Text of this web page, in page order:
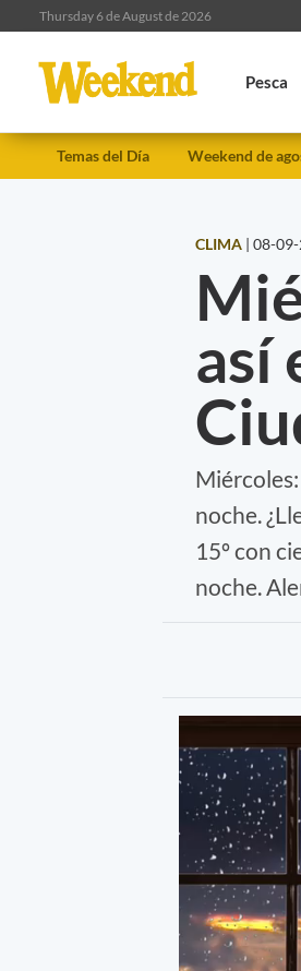
Thursday 6 de August de 2026
Pesca
Temas del Día Weekend de
CLIMA | 08-
así
noche.
15º con
noche.